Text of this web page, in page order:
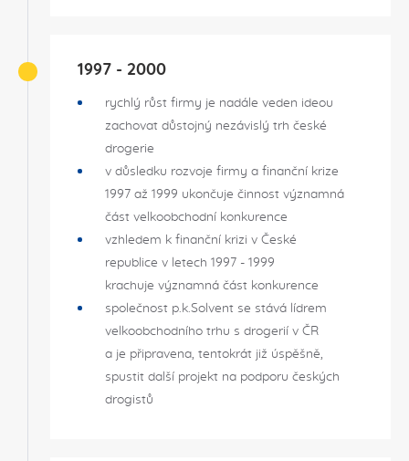
1997 - 2000
rychlý růst firmy je nadále veden ideou
zachovat důstojný nezávislý trh české
drogerie
v důsledku rozvoje firmy a finanční krize
1997 až 1999 ukončuje činnost významná
část velkoobchodní konkurence
vzhledem k finanční krizi v České
republice v letech 1997 - 1999
krachuje významná část konkurence
společnost p.k.Solvent se stává lídrem
velkoobchodního trhu s drogerií v ČR
a je připravena, tentokrát již úspěšně,
spustit další projekt na podporu českých
drogistů